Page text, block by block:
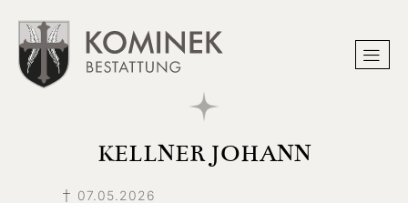
KELLNER JOHANN
07.05.2026